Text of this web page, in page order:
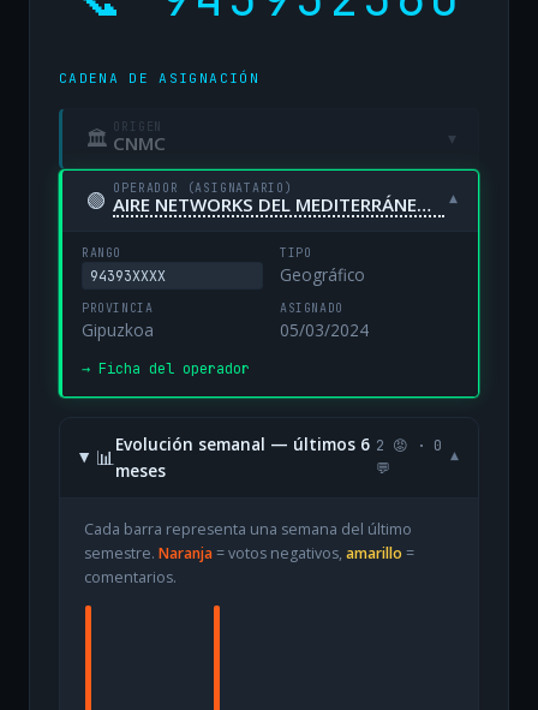
CADENA DE ASIGNACIÓN
🏛 ORIGEN
CNMC ▾
🟢 OPERADOR (ASIGNATARIO)
AIRE NETWORKS DEL MEDITERRÁNEO, S.L. UNIPERSONAL ▾
RANGO
94393XXXX
TIPO
Geográfico
PROVINCIA
Gipuzkoa
ASIGNADO
05/03/2024
→ Ficha del operador
📊
Evolución semanal — últimos 6
meses
2 😡 · 0
💬
▾
Cada barra representa una semana del último
semestre. Naranja= votos negativos, amarillo =
comentarios.